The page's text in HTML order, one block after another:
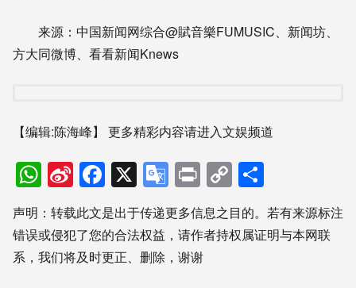
来源：中国新闻网综合@賦音樂FUMUSIC、新闻坊、
方大同微博、看看新闻Knews
【编辑:陈海峰】 更多精彩内容请进入文娱频道
WhatsApp
Sina
Weibo
Facebook
X Google
Translate
PrintCopy
Link享
声明：转载此文是出于传递更多信息之目的。若有来源标注
错误或侵犯了您的合法权益，请作者持权属证明与本网联
系，我们将及时更正、删除，谢谢